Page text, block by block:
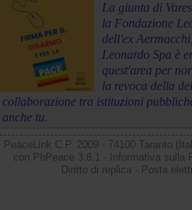
La giunta di
la Fondazione
dell'ex
Leonardo Spa è
quest'area per
la revoca della
collaborazione tra istituzioni
anche tu.
PeaceLink C.P. 2009 - 74100 Taranto
con PhPeace 3.8.1 - Informativa sulla
Diritto di replica- Posta